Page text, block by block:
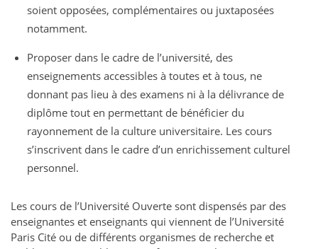
soient opposées, complémentaires ou juxtaposées
notamment.
Proposer dans le cadre de l’université, des
enseignements accessibles à toutes et à tous, ne
donnant pas lieu à des examens ni à la délivrance de
diplôme tout en permettant de bénéficier du
rayonnement de la culture universitaire. Les cours
s’inscrivent dans le cadre d’un enrichissement culturel
personnel.
Les cours de l’Université Ouverte sont dispensés par des
enseignantes et enseignants qui viennent de l’Université
Paris Cité ou de différents organismes de recherche et